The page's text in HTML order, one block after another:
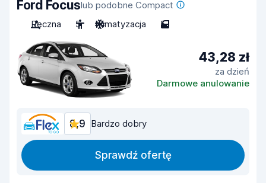
Ford Focuslub podobne Compact
Ręczna
5 Klimatyzacja 5
43,28 zł
za dzień
Darmowe anulowanie
8,9 Bardzo dobry
Sprawdź ofertę